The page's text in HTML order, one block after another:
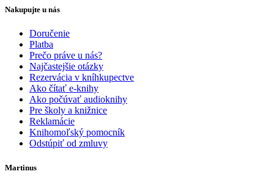
Nakupujte u nás
Doručenie
Platba
Prečo práve u nás?
Najčastejšie otázky
Rezervácia v kníhkupectve
Ako čítať e-knihy
Ako počúvať audioknihy
Pre školy a knižnice
Reklamácie
Knihomoľský pomocník
Odstúpiť od zmluvy
Martinus